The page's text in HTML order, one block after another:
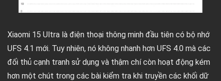
Xiaomi 15 Ultra là điện thoại thông minh đầu tiên có bộ nhớ
UFS 4.1 mới. Tuy nhiên, nó không nhanh hơn UFS 4.0 mà các
đối thủ cạnh tranh sử dụng và thậm chí còn hoạt động kém
hơn một chút trong các bài kiểm tra khi truyền các khối dữ